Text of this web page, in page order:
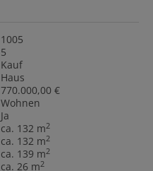
1005
5
Kauf
Haus
770.000,00 €
Wohnen
Ja
ca. 132 m2
ca. 132 m2
ca. 139 m2
ca. 26 m2